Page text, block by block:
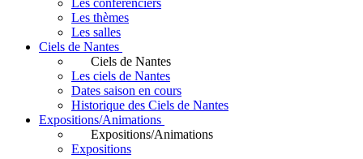
Les conférenciers
Les thèmes
Les salles
Ciels de Nantes
Ciels de Nantes
Les ciels de Nantes
Dates saison en cours
Historique des Ciels de Nantes
Expositions/Animations
Expositions/Animations
Expositions